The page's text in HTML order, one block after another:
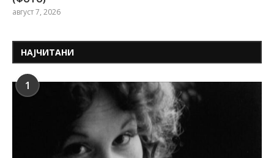
август 7, 2026
НАЈЧИТАНИ
1